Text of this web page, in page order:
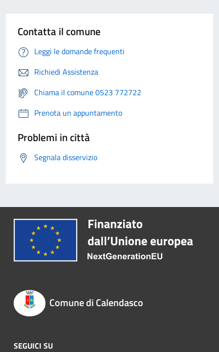
Contatta il comune
Leggi le domande frequenti
Richiedi Assistenza
Chiama il comune 0523 772722
Prenota un appuntamento
Problemi in città
Segnala disservizio
Comune di Calendasco
SEGUICI SU